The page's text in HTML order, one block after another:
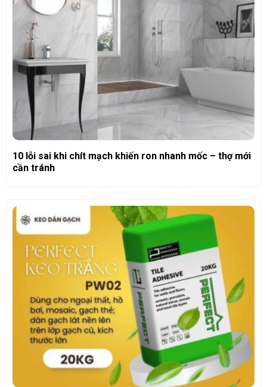
10 lỗi sai khi chít mạch khiến ron nhanh mốc – thợ mới
cần tránh